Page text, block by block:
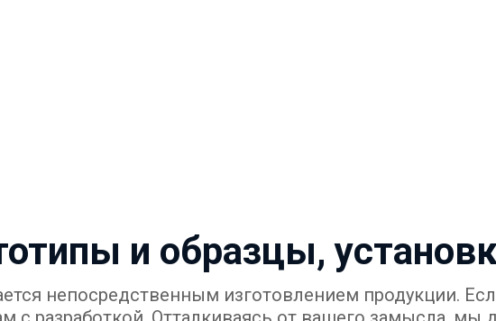
и образцы,
непосредственным изготовлением продукции.